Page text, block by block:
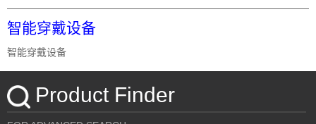
智能穿戴设备
智能穿戴设备
Product Finder